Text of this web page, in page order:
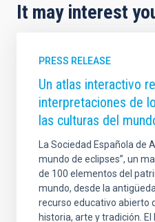
It may interest
PRESS RELEASE
Un atlas interactivo
interpretaciones de
las culturas del
La Sociedad Española de
mundo de eclipses”, un
de 100 elementos del
mundo, desde la
recurso educativo abierto
historia, arte y tradición.